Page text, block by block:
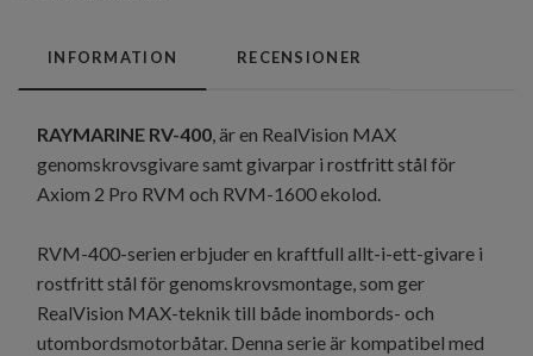
INFORMATION RECENSIONER
RAYMARINE RV-400, är en RealVision MAX
genomskrovsgivare samt givarpar i rostfritt stål för
Axiom 2 Pro RVM och RVM-1600 ekolod.
RVM-400-serien erbjuder en kraftfull allt-i-ett-givare i
rostfritt stål för genomskrovsmontage, som ger
RealVision MAX-teknik till både inombords- och
utombordsmotorbåtar. Denna serie är kompatibel med